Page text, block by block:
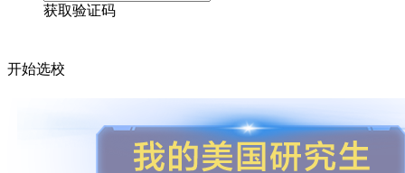
获取验证码
开始选校